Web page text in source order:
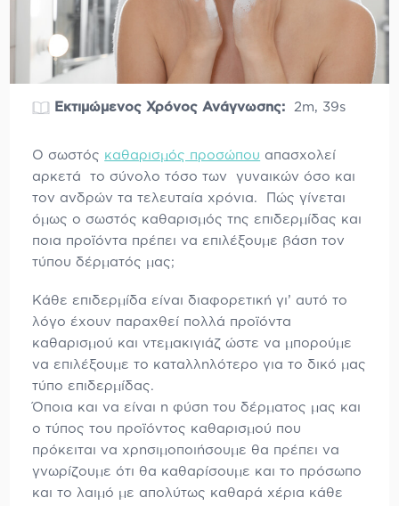
Εκτιμώμενος Χρόνος Ανάγνωσης: 2m, 39s
Ο σωστός καθαρισμός προσώπου απασχολεί
αρκετά το σύνολο τόσο των γυναικών όσο και
τον ανδρών τα τελευταία χρόνια. Πώς γίνεται
όμως ο σωστός καθαρισμός της επιδερμίδας και
ποια προϊόντα πρέπει να επιλέξουμε βάση τον
τύπου δέρματός μας;
Κάθε επιδερμίδα είναι διαφορετική γι’ αυτό το
λόγο έχουν παραχθεί πολλά προϊόντα
καθαρισμού και ντεμακιγιάζ ώστε να μπορούμε
να επιλέξουμε το καταλληλότερο για το δικό μας
τύπο επιδερμίδας.
Όποια και να είναι η φύση του δέρματος μας και
ο τύπος του προϊόντος καθαρισμού που
πρόκειται να χρησιμοποιήσουμε θα πρέπει να
γνωρίζουμε ότι θα καθαρίσουμε και το πρόσωπο
και το λαιμό με απολύτως καθαρά χέρια κάθε